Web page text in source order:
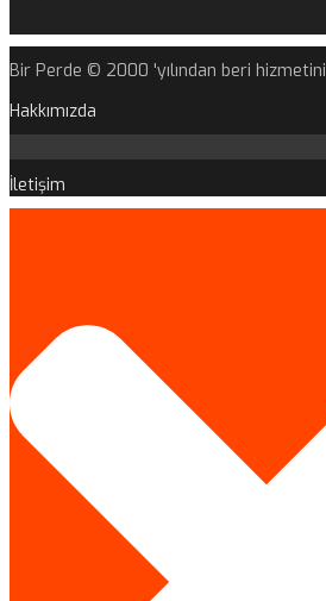
Bir Perde © 2000 'yılından beri
Hakkımızda
İletişim